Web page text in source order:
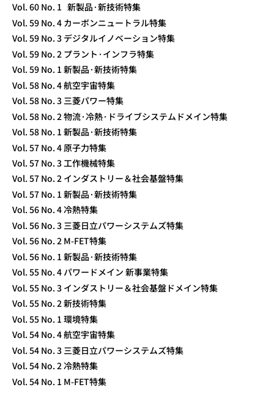
Vol. 60 No. 1 新製品·新技術特集
Vol. 59 No. 4 カーボンニュートラル特集
Vol. 59 No. 3 デジタルイノベーション特集
Vol. 59 No. 2 プラント·インフラ特集
Vol. 59 No. 1 新製品·新技術特集
Vol. 58 No. 4 航空宇宙特集
Vol. 58 No. 3 三菱パワー特集
Vol. 58 No. 2 物流·冷熱·ドライブシステムドメイン特集
Vol. 58 No. 1 新製品·新技術特集
Vol. 57 No. 4 原子力特集
Vol. 57 No. 3 工作機械特集
Vol. 57 No. 2 インダストリー＆社会基盤特集
Vol. 57 No. 1 新製品·新技術特集
Vol. 56 No. 4 冷熱特集
Vol. 56 No. 3 三菱日立パワーシステムズ特集
Vol. 56 No. 2 M-FET特集
Vol. 56 No. 1 新製品·新技術特集
Vol. 55 No. 4 パワードメイン 新事業特集
Vol. 55 No. 3 インダストリー＆社会基盤ドメイン特集
Vol. 55 No. 2 新技術特集
Vol. 55 No. 1 環境特集
Vol. 54 No. 4 航空宇宙特集
Vol. 54 No. 3 三菱日立パワーシステムズ特集
Vol. 54 No. 2 冷熱特集
Vol. 54 No. 1 M-FET特集